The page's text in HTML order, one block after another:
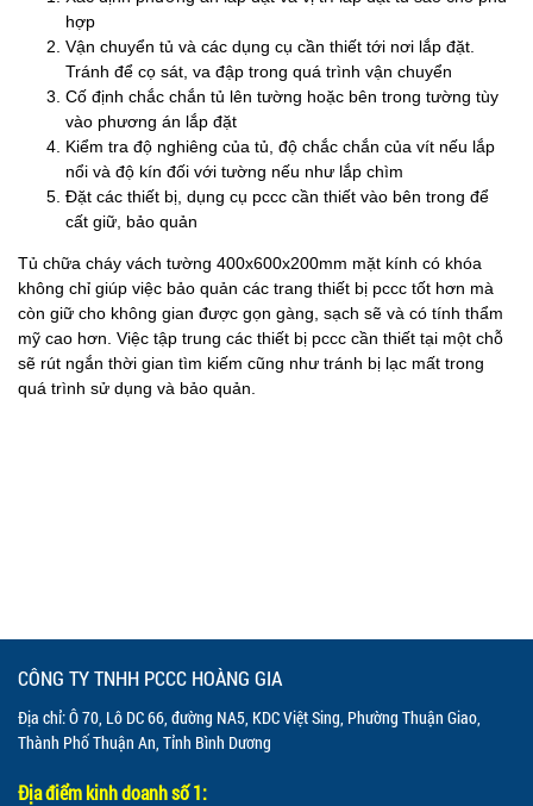
hợp
Vận chuyển tủ và các dụng cụ cần thiết tới nơi lắp đặt.
Tránh để cọ sát, va đập trong quá trình vận chuyển
Cố định chắc chắn tủ lên tường hoặc bên trong tường tùy
vào phương án lắp đặt
Kiểm tra độ nghiêng của tủ, độ chắc chắn của vít nếu lắp
nổi và độ kín đối với tường nếu như lắp chìm
Đặt các thiết bị, dụng cụ pccc cần thiết vào bên trong để
cất giữ, bảo quản
Tủ chữa cháy vách tường 400x600x200mm mặt kính có khóa
không chỉ giúp việc bảo quản các trang thiết bị pccc tốt hơn mà
còn giữ cho không gian được gọn gàng, sạch sẽ và có tính thẩm
mỹ cao hơn. Việc tập trung các thiết bị pccc cần thiết tại một chỗ
sẽ rút ngắn thời gian tìm kiếm cũng như tránh bị lạc mất trong
quá trình sử dụng và bảo quản.
CÔNG TY TNHH PCCC HOÀNG GIA
Địa chỉ: Ô 70, Lô DC 66, đường NA5, KDC Việt Sing, Phường Thuận Giao,
Thành Phố Thuận An, Tỉnh Bình Dương
Địa điểm kinh doanh số 1: